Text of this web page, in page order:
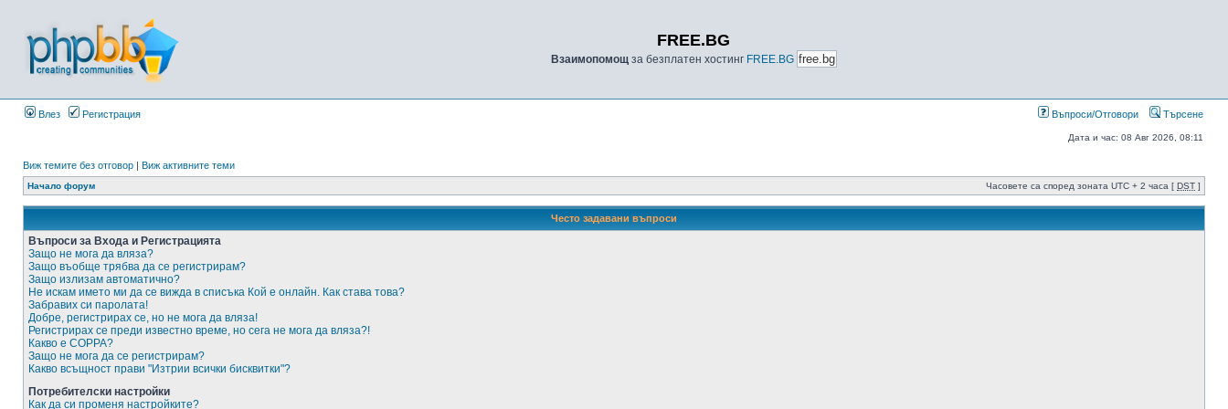
FREE.BG
Взаимопомощза безплатен хостинг FREE.BG
Влез Регистрация Въпроси/Отговори Търсене
Дата и час: 08 Авг 2026, 08:11
Виж темите без отговор | Виж активните теми
Начало форум Часовете са според зоната UTC + 2 часа [ DST ]
Често задавани въпроси
Въпроси за Входа и Регистрацията
Защо не мога да вляза?
Защо въобще трябва да се регистрирам?
Защо излизам автоматично?
Не искам името ми да се вижда в списъка Кой е онлайн. Как става това?
Забравих си паролата!
Добре, регистрирах се, но не мога да вляза!
Регистрирах се преди известно време, но сега не мога да вляза?!
Какво е COPPA?
Защо не мога да се регистрирам?
Какво всъщност прави "Изтрии всички бисквитки"?
Потребителски настройки
Как да си променя настройките?